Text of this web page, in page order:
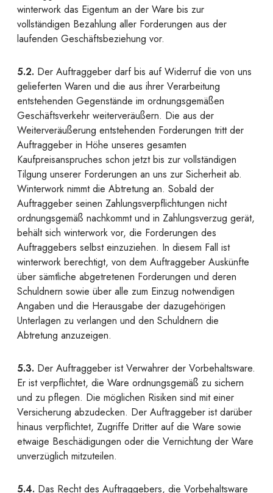
winterwork das Eigentum an der Ware bis zur
vollständigen Bezahlung aller Forderungen aus der
laufenden Geschäftsbeziehung vor.
5.2. Der Auftraggeber darf bis auf Widerruf die von uns
gelieferten Waren und die aus ihrer Verarbeitung
entstehenden Gegenstände im ordnungsgemäßen
Geschäftsverkehr weiterveräußern. Die aus der
Weiterveräußerung entstehenden Forderungen tritt der
Auftraggeber in Höhe unseres gesamten
Kaufpreisanspruches schon jetzt bis zur vollständigen
Tilgung unserer Forderungen an uns zur Sicherheit ab.
Winterwork nimmt die Abtretung an. Sobald der
Auftraggeber seinen Zahlungsverpflichtungen nicht
ordnungsgemäß nachkommt und in Zahlungsverzug gerät,
behält sich winterwork vor, die Forderungen des
Auftraggebers selbst einzuziehen. In diesem Fall ist
winterwork berechtigt, von dem Auftraggeber Auskünfte
über sämtliche abgetretenen Forderungen und deren
Schuldnern sowie über alle zum Einzug notwendigen
Angaben und die Herausgabe der dazugehörigen
Unterlagen zu verlangen und den Schuldnern die
Abtretung anzuzeigen.
5.3. Der Auftraggeber ist Verwahrer der Vorbehaltsware.
Er ist verpflichtet, die Ware ordnungsgemäß zu sichern
und zu pflegen. Die möglichen Risiken sind mit einer
Versicherung abzudecken. Der Auftraggeber ist darüber
hinaus verpflichtet, Zugriffe Dritter auf die Ware sowie
etwaige Beschädigungen oder die Vernichtung der Ware
unverzüglich mitzuteilen.
5.4. Das Recht des Auftraggebers, die Vorbehaltsware